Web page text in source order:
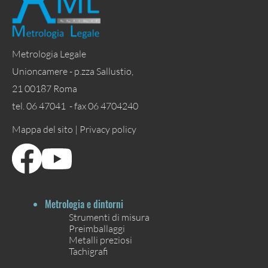
Metrologia Legale
Unioncamere - p.zza Sallustio,
21 00187 Roma
tel. 06 47041 - fax 06 4704240
Mappa del sito | Privacy policy
Metrologia e dintorni
Strumenti di misura
Preimballaggi
Metalli preziosi
Tachigrafi